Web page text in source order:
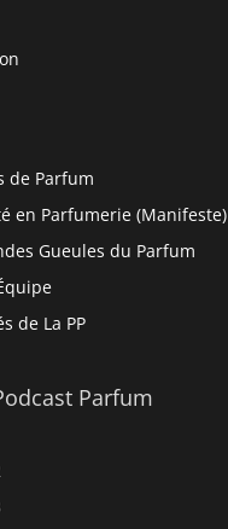
de Parfum
en Parfumerie (Manifeste)
Gueules du Parfum
de La PP
Parfum